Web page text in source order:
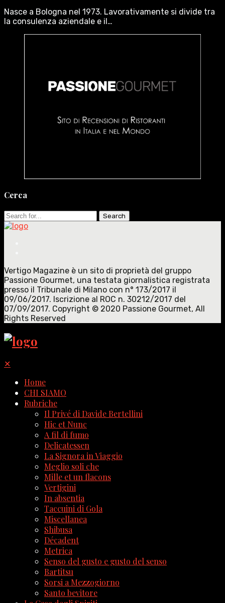
Nasce a Bologna nel 1973. Lavorativamente si divide tra
la consulenza aziendale e il…
Cerca
Search
for:
Vertigo Magazine è un sito di proprietà del gruppo
Passione Gourmet, una testata giornalistica registrata
presso il Tribunale di Milano con n° 173/2017 il
09/06/2017. Iscrizione al ROC n. 30212/2017 del
07/09/2017. Copyright © 2020 Passione Gourmet, All
Rights Reserved
✕
Home
CHI SIAMO
Rubriche
Il Privé di Davide Bertellini
Hic et Nunc
A fil di fumo
Delicatessen
La Signora in Viaggio
Meglio soli che
Mille et un flacons
Vertigini
In absentia
Taccuini di Gola
Miscellanea
Shibusa
Décadent
Metrica
Senso del gusto e gusto del senso
Bartitsu
Sorsi a Mezzogiorno
Santo bevitore